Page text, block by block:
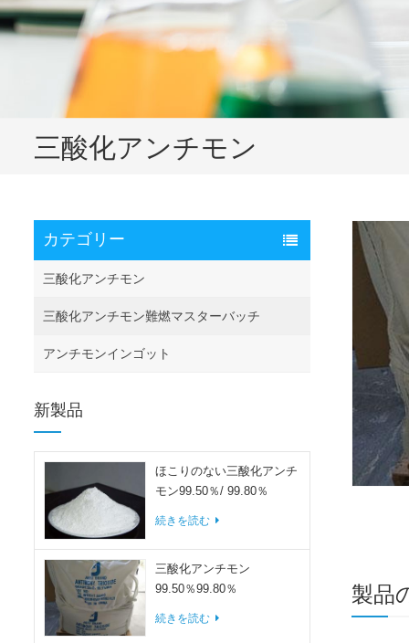
三酸化アンチモン
カテゴリー
三酸化アンチモン
三酸化アンチモン難燃マスターバッチ
アンチモンインゴット
新製品
ほこりのない三酸化アンチ
モン99.50％/ 99.80％
続きを読む
三酸化アンチモン
99.50％99.80％
続きを読む
製品